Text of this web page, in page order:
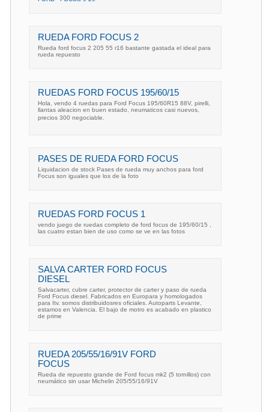
RUEDA FORD FOCUS 2
Rueda ford focus 2 205 55 r16 bastante gastada el ideal para
rueda repuesto
RUEDAS FORD FOCUS 195/60/15
Hola, vendo 4 ruedas para Ford Focus 195/60R15 88V, pirelli,
llantas aleacion en buen estado, neumaticos casi nuevos,
precios 300 negociable.
PASES DE RUEDA FORD FOCUS
Liquidacion de stock Pases de rueda muy anchos para ford
Focus son iguales que los de la foto
RUEDAS FORD FOCUS 1
vendo juego de ruedas completo de ford focus de 195/60/15 ,
las cuatro estan bien de uso como se ve en las fotos
SALVA CARTER FORD FOCUS
DIESEL
Salvacarter, cubre carter, protector de carter y paso de rueda
Ford Focus diesel. Fabricados en Europara y homologados
para Itv. somos distribuidosres oficiales. Autoparts Levante,
estamos en Valencia. El bajo de motro es acabado en plastico
de prime
RUEDA 205/55/16/91V FORD
FOCUS
Rueda de repuesto grande de Ford focus mk2 (5 tornillos) con
neumático sin usar Michelin 205/55/16/91V